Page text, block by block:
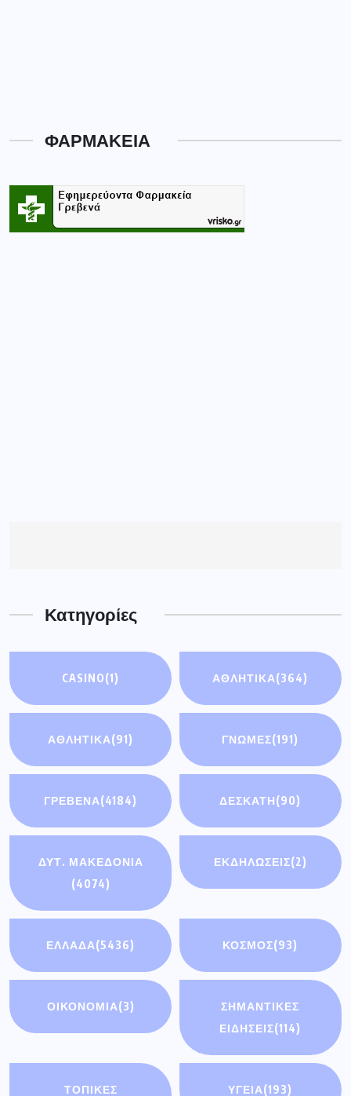
ΦΑΡΜΑΚΕΙΑ
Κατηγορίες
CASINO(1) ΑΘΛΗΤΙΚΑ(364)
ΑΘΛΗΤΙΚΆ(91) ΓΝΩΜΕΣ(191)
ΓΡΕΒΕΝΑ(4184) ΔΕΣΚΑΤΗ(90)
ΔΥΤ. ΜΑΚΕΔΟΝΙΑ
(4074)
ΕΚΔΗΛΩΣΕΙΣ(2)
ΕΛΛΑΔΑ(5436) ΚΟΣΜΟΣ(93)
ΟΙΚΟΝΟΜΊΑ(3)
ΣΗΜΑΝΤΙΚΈΣ
ΕΙΔΉΣΕΙΣ(114)
ΤΟΠΙΚΕΣ ΥΓΕΙΑ(193)